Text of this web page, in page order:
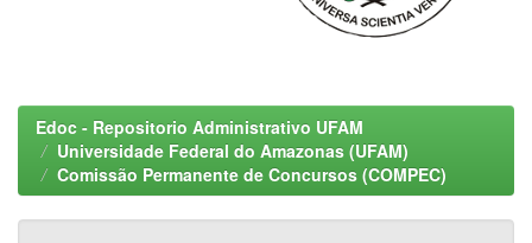
Edoc - Repositorio Administrativo UFAM
Universidade Federal do Amazonas (UFAM)
Comissão Permanente de Concursos (COMPEC)